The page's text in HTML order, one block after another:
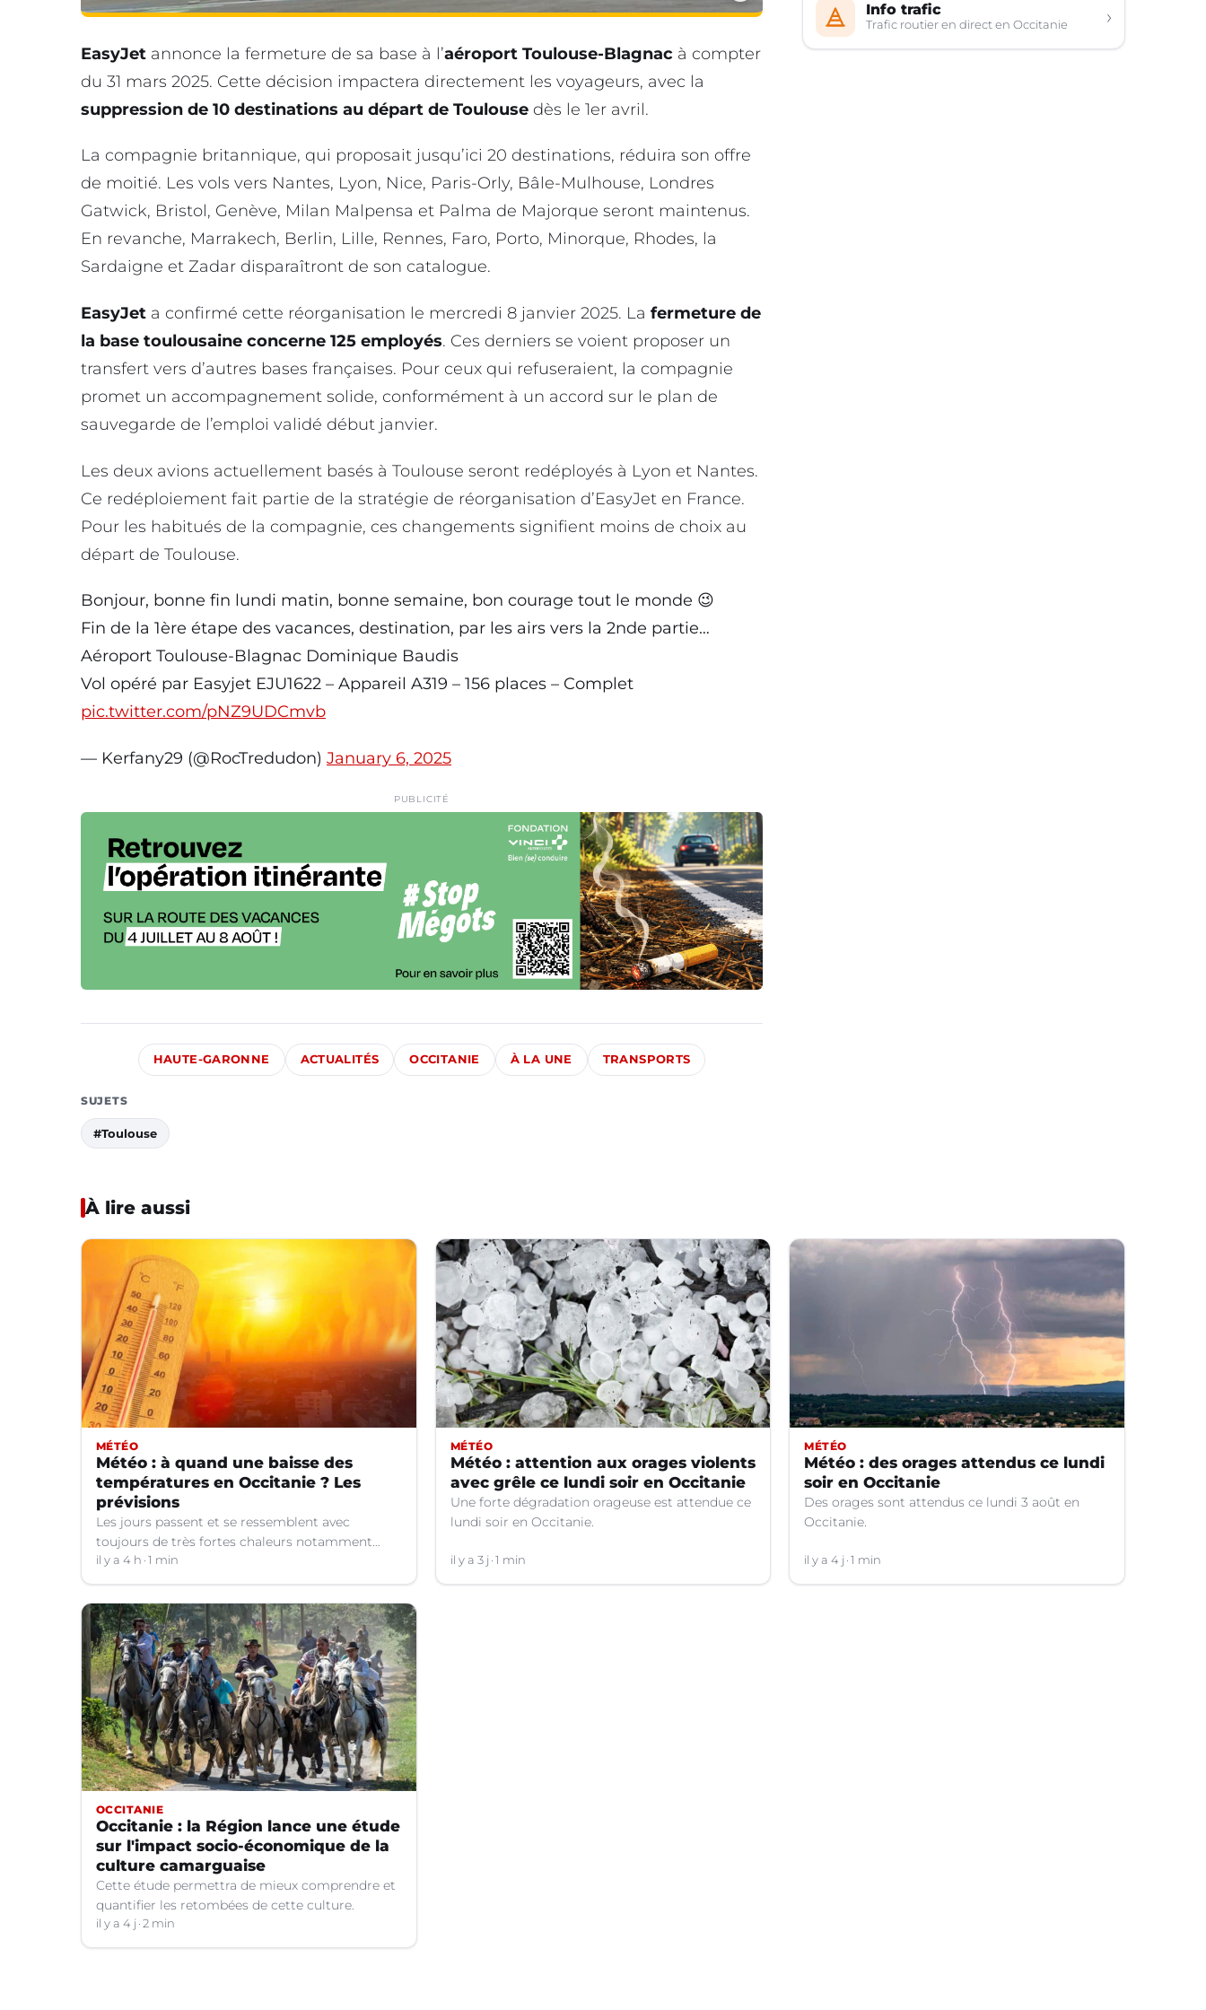
EasyJet annonce la fermeture de sa base à l’aéroport Toulouse-Blagnac à compter
du 31 mars 2025. Cette décision impactera directement les voyageurs, avec la
suppression de 10 destinations au départ de Toulouse dès le 1er avril.
La compagnie britannique, qui proposait jusqu’ici 20 destinations, réduira son offre
de moitié. Les vols vers Nantes, Lyon, Nice, Paris-Orly, Bâle-Mulhouse, Londres
Gatwick, Bristol, Genève, Milan Malpensa et Palma de Majorque seront maintenus.
En revanche, Marrakech, Berlin, Lille, Rennes, Faro, Porto, Minorque, Rhodes, la
Sardaigne et Zadar disparaîtront de son catalogue.
EasyJet a confirmé cette réorganisation le mercredi 8 janvier 2025. La fermeture de
la base toulousaine concerne 125 employés. Ces derniers se voient proposer un
transfert vers d’autres bases françaises. Pour ceux qui refuseraient, la compagnie
promet un accompagnement solide, conformément à un accord sur le plan de
sauvegarde de l’emploi validé début janvier.
Les deux avions actuellement basés à Toulouse seront redéployés à Lyon et Nantes.
Ce redéploiement fait partie de la stratégie de réorganisation d’EasyJet en France.
Pour les habitués de la compagnie, ces changements signifient moins de choix au
départ de Toulouse.
Bonjour, bonne fin lundi matin, bonne semaine, bon courage tout le monde 😉
Fin de la 1ère étape des vacances, destination, par les airs vers la 2nde partie…
Aéroport Toulouse-Blagnac Dominique Baudis
Vol opéré par Easyjet EJU1622 – Appareil A319 – 156 places – Complet
pic.twitter.com/pNZ9UDCmvb
— Kerfany29 (@RocTredudon) January 6, 2025
PUBLICITÉ
HAUTE-GARONNE ACTUALITÉS OCCITANIE À LA UNE TRANSPORTS
SUJETS
#Toulouse
Info trafic
Trafic routier en direct en Occitanie ›
À lire aussi
MÉTÉO
Météo : à quand une baisse des
températures en Occitanie ? Les
prévisions
Les jours passent et se ressemblent avec
toujours de très fortes chaleurs notamment
dans le Languedoc. Jusqu’à quand ?
il y a 4 h 1 min
MÉTÉO
Météo : attention aux orages violents
avec grêle ce lundi soir en Occitanie
Une forte dégradation orageuse est attendue ce
lundi soir en Occitanie.
il y a 3 j 1 min
MÉTÉO
Météo : des orages attendus ce lundi
soir en Occitanie
Des orages sont attendus ce lundi 3 août en
Occitanie.
il y a 4 j 1 min
OCCITANIE
Occitanie : la Région lance une étude
sur l'impact socio-économique de la
culture camarguaise
Cette étude permettra de mieux comprendre et
quantifier les retombées de cette culture.
il y a 4 j 2 min